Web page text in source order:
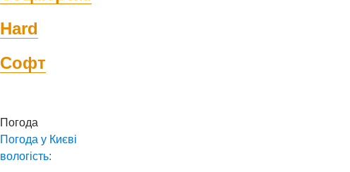
Hard
Софт
Погода
Погода у Києві
вологість: